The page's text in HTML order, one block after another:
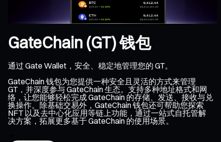
GateChain (GT) 钱包
通过 Gate Wallet，安全、稳定地管理您的 GT。
GateChain 钱包为您提供一种安全且灵活的方式来管理
GT，并深度参与 GateChain 生态。支持多种地址格式和网
络，让您能够轻松完成 GateChain 的存储、发送、接收与兑
换操作。除基础交易外，GateChain 钱包还可帮助您探索
NFT 以及去中心化应用等链上功能，通过一站式自托管解
决方案，拓展更多基于 GateChain 的使用场景。